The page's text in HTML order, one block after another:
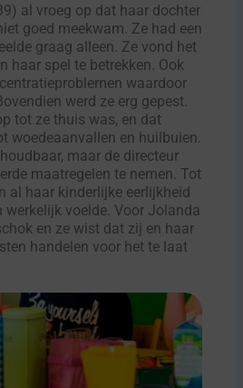
al vroeg op dat haar dochter
goed meekwam. Ze had een
graag alleen. Ze vond het
haar spel te betrekken. Ook
waardoor
werd ze erg gepest.
tot ze thuis was, en dat
woedeaanvallen en huilbuien.
maar de directeur
maatregelen te nemen. Tot
al haar kinderlijke eerlijkheid
werkelijk voelde. Voor Jolanda
en ze wist dat zij en haar
handelen voor het te laat